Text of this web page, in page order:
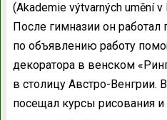
(Akademie výtvarných umění
После гимназии он
по объявлению работу
декоратора в венском
в столицу Австро-Венгрии.
посещал курсы рисования